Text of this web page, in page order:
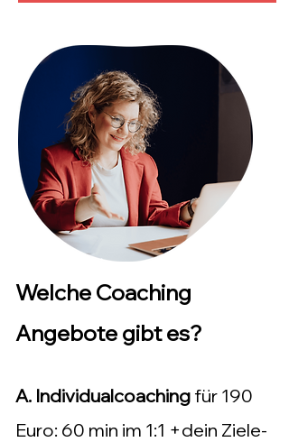
Welche Coaching
Angebote gibt es?
A. Individualcoaching für 190
Euro: 60 min im 1:1 +dein Ziele-